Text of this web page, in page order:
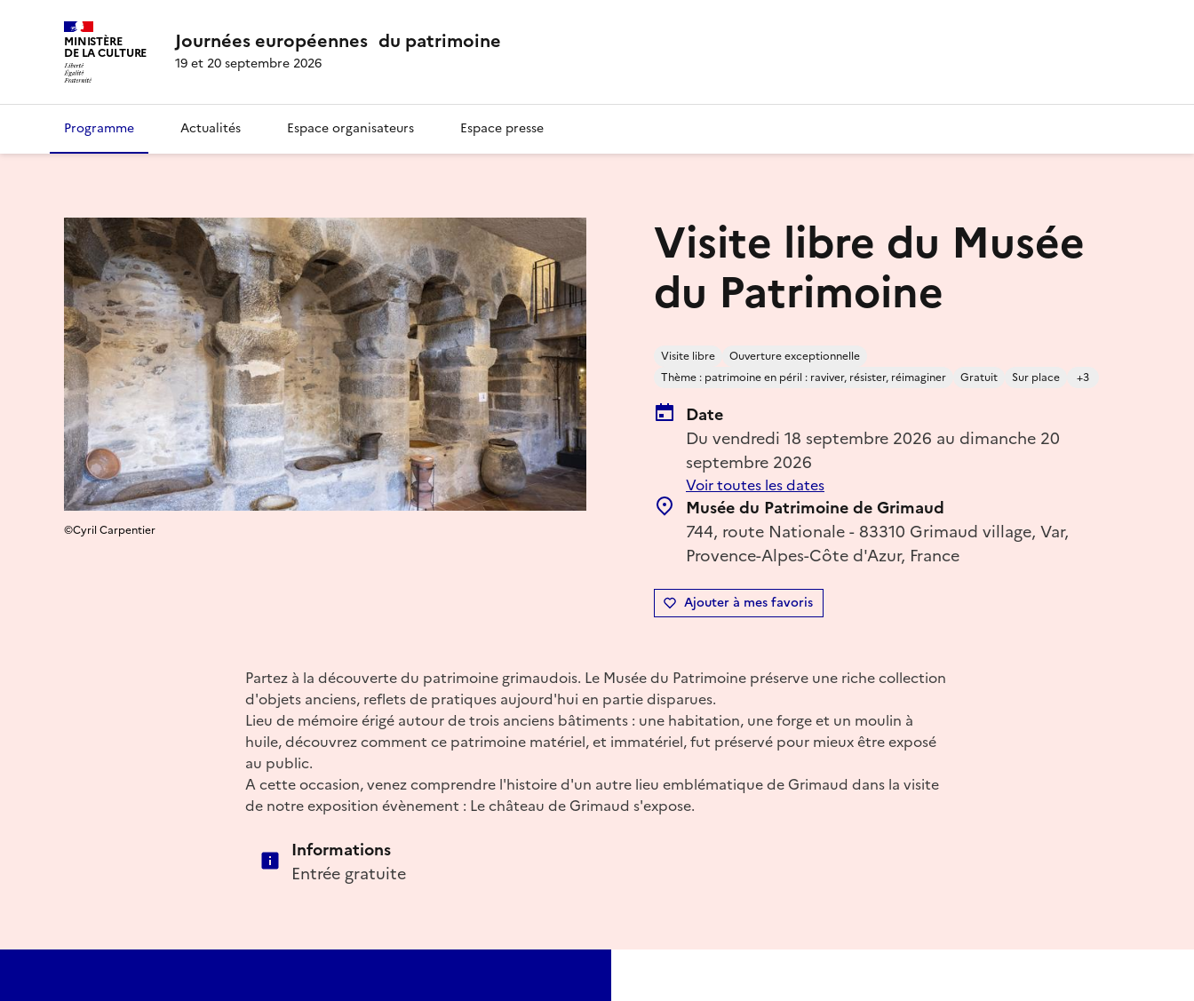
MINISTÈRE
DE LA CULTURE Journées européennes du patrimoine
19 et 20 septembre 2026
Programme Actualités Espace organisateurs Espace presse
Visite libre du Musée
du Patrimoine
Visite libre
Ouverture exceptionnelle
Thème : patrimoine en péril : raviver, résister, réimaginer
Gratuit Sur place +3
Date
Du vendredi 18 septembre 2026 au dimanche 20
septembre 2026
Voir toutes les dates
Musée du Patrimoine de Grimaud
744, route Nationale - 83310 Grimaud village, Var,
Provence-Alpes-Côte d'Azur, France
Ajouter à mes favoris
©Cyril Carpentier
Partez à la découverte du patrimoine grimaudois. Le Musée du Patrimoine préserve une riche collection
d'objets anciens, reflets de pratiques aujourd'hui en partie disparues.
Lieu de mémoire érigé autour de trois anciens bâtiments : une habitation, une forge et un moulin à
huile, découvrez comment ce patrimoine matériel, et immatériel, fut préservé pour mieux être exposé
au public.
A cette occasion, venez comprendre l'histoire d'un autre lieu emblématique de Grimaud dans la visite
de notre exposition évènement : Le château de Grimaud s'expose.
Informations
Entrée gratuite